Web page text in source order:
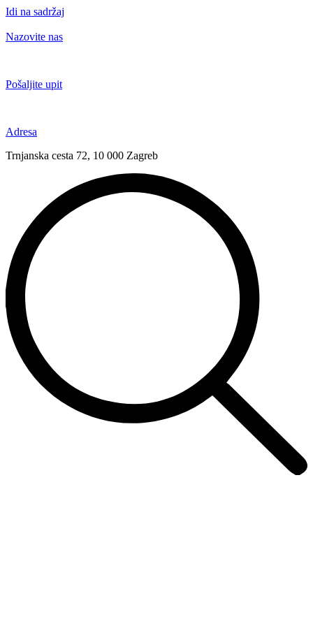
Idi na sadržaj
Nazovite nas
Pošaljite upit
Adresa
Trnjanska cesta 72, 10 000 Zagreb